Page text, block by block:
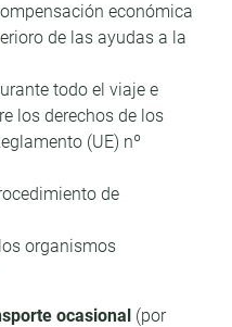
económica
de las ayudas a la
todo el viaje e
los derechos de los
(UE) nº
de
organismos
ocasional (por